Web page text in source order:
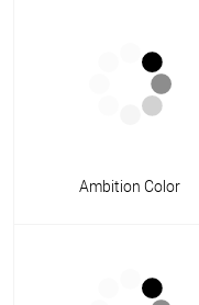
Ambition Color